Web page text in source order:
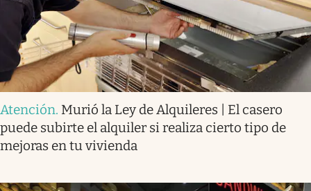
Atención. Murió la Ley de Alquileres | El casero
puede subirte el alquiler si realiza cierto tipo de
mejoras en tu vivienda